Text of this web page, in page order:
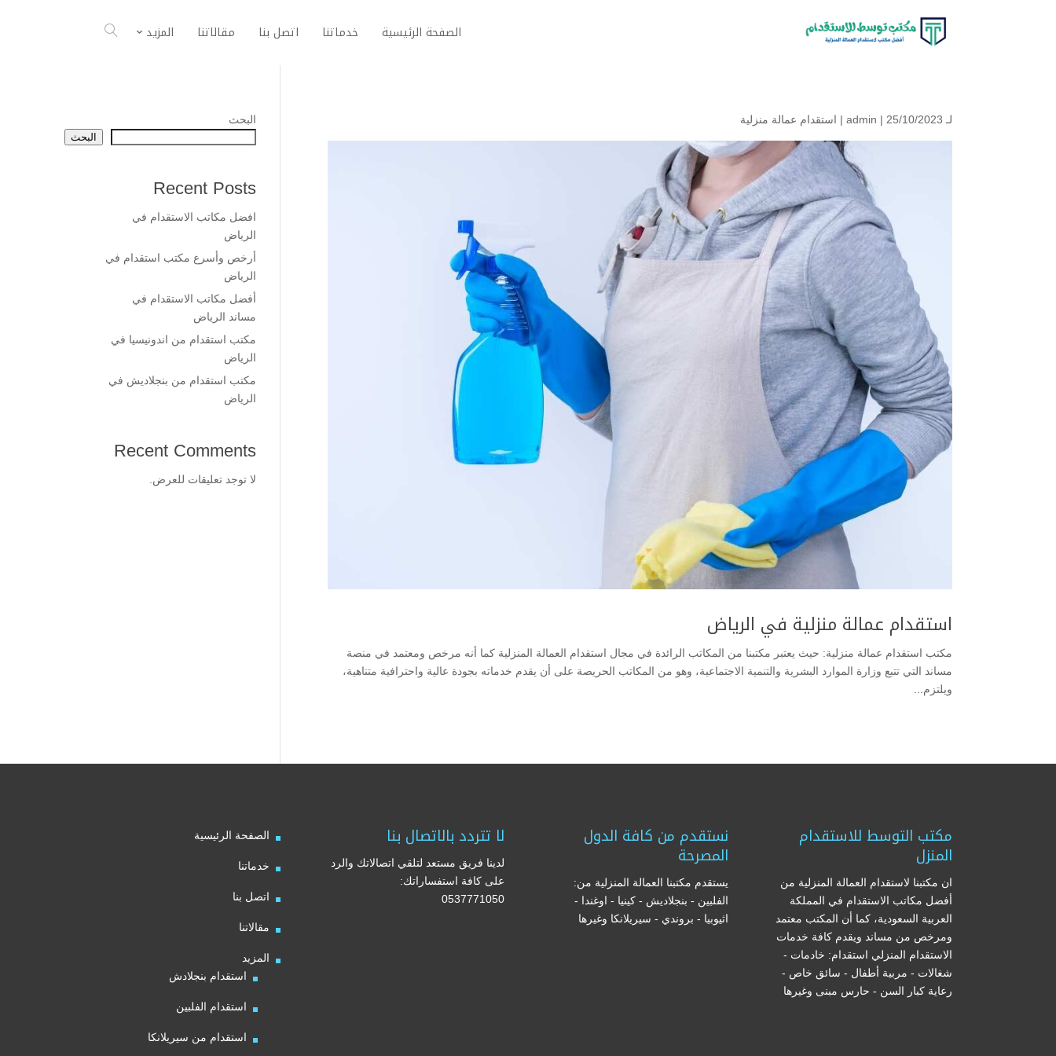
الصفحة الرئيسية خدماتنا اتصل بنا مقالاتنا المزيد
لـ admin | 25/10/2023 | استقدام عمالة منزلية
استقدام عمالة منزلية في الرياض
مكتب استقدام عمالة منزلية: حيث يعتبر مكتبنا من المكاتب الرائدة في مجال استقدام العمالة المنزلية كما أنه مرخص ومعتمد في منصة
مساند التي تتبع وزارة الموارد البشرية والتنمية الاجتماعية، وهو من المكاتب الحريصة على أن يقدم خدماته بجودة عالية واحترافية متناهية،
ويلتزم...
البحث
البحث
Recent Posts
افضل مكاتب الاستقدام في
الرياض
أرخص وأسرع مكتب استقدام في
الرياض
أفضل مكاتب الاستقدام في
مساند الرياض
مكتب استقدام من اندونيسيا في
الرياض
مكتب استقدام من بنجلاديش في
الرياض
Recent Comments
لا توجد تعليقات للعرض.
مكتب التوسط للاستقدام
المنزل
ان مكتبنا لاستقدام العمالة المنزلية من
أفضل مكاتب الاستقدام في المملكة
العربية السعودية، كما أن المكتب معتمد
ومرخص من مساند ويقدم كافة خدمات
الاستقدام المنزلي استقدام: خادمات -
شغالات - مربية أطفال - سائق خاص -
رعاية كبار السن - حارس مبنى وغيرها
نستقدم من كافة الدول
المصرحة
يستقدم مكتبنا العمالة المنزلية من:
الفلبين - بنجلاديش - كينيا - اوغندا -
اثيوبيا - بروندي - سيريلانكا وغيرها
لا تتردد بالاتصال بنا
لدينا فريق مستعد لتلقي اتصالاتك والرد
على كافة استفساراتك:
0537771050
الصفحة الرئيسية
خدماتنا
اتصل بنا
مقالاتنا
المزيد
استقدام بنجلادش
استقدام الفلبين
استقدام من سيريلانكا